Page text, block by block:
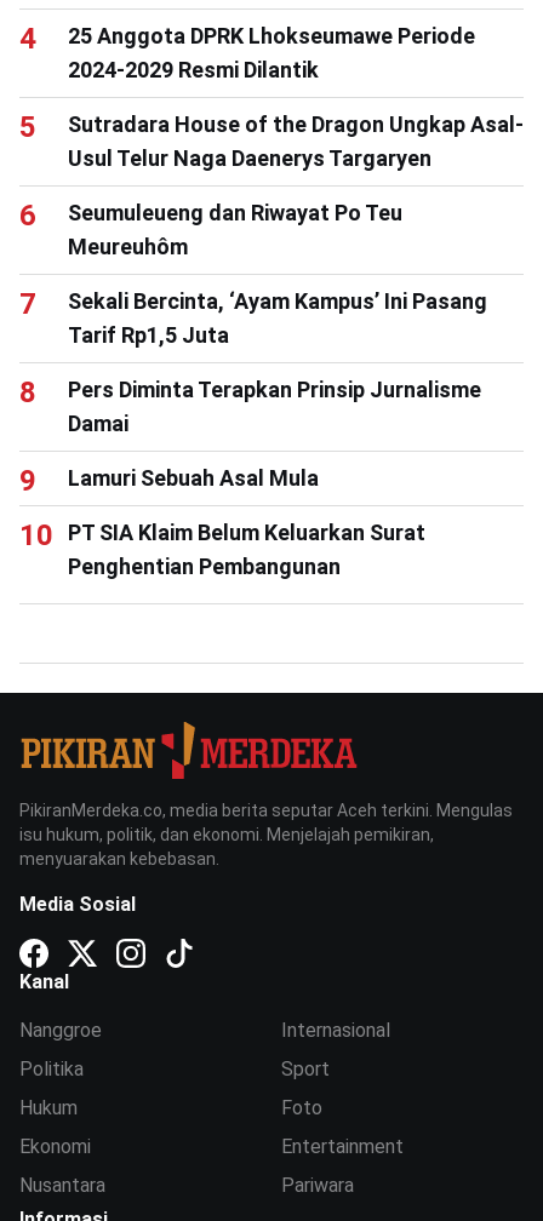
25 Anggota DPRK Lhokseumawe Periode
2024-2029 Resmi Dilantik
Sutradara House of the Dragon Ungkap Asal-
Usul Telur Naga Daenerys Targaryen
Seumuleueng dan Riwayat Po Teu
Meureuhôm
Sekali Bercinta, ‘Ayam Kampus’ Ini Pasang
Tarif Rp1,5 Juta
Pers Diminta Terapkan Prinsip Jurnalisme
Damai
Lamuri Sebuah Asal Mula
PT SIA Klaim Belum Keluarkan Surat
Penghentian Pembangunan
PikiranMerdeka.co, media berita seputar Aceh terkini. Mengulas
isu hukum, politik, dan ekonomi. Menjelajah pemikiran,
menyuarakan kebebasan.
Media Sosial
Kanal
Nanggroe
Politika
Hukum
Ekonomi
Nusantara
Internasional
Sport
Foto
Entertainment
Pariwara